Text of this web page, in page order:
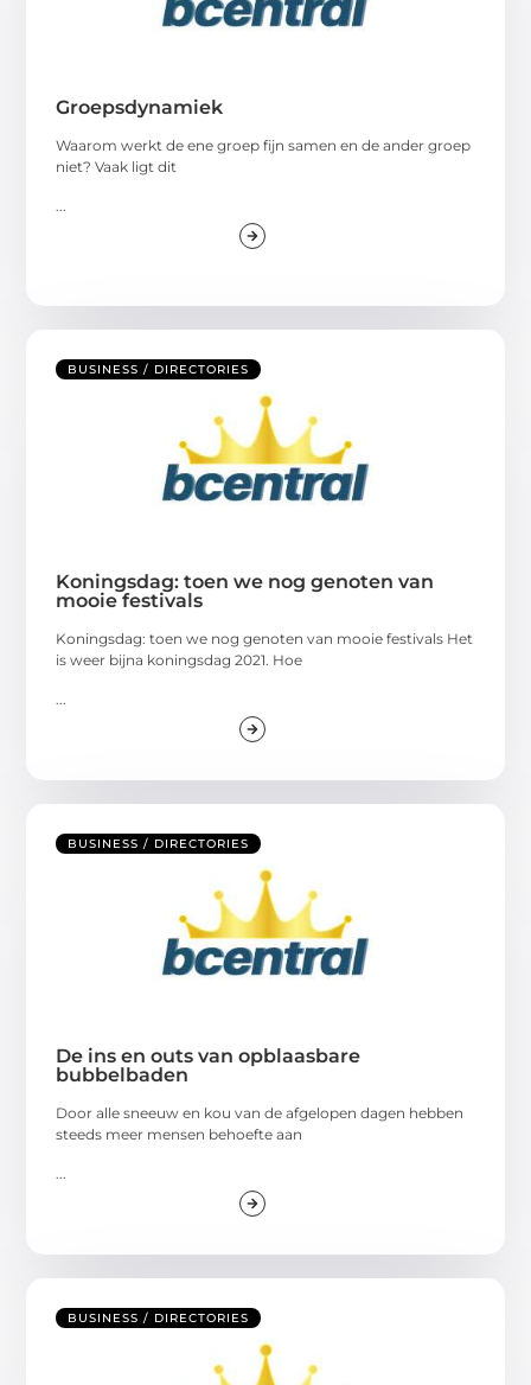
Groepsdynamiek
Waarom werkt de ene groep fijn samen en de ander groep
niet? Vaak ligt dit
BUSINESS / DIRECTORIES
Koningsdag: toen we nog genoten van
mooie festivals
Koningsdag: toen we nog genoten van mooie festivals Het
is weer bijna koningsdag 2021. Hoe
BUSINESS / DIRECTORIES
De ins en outs van opblaasbare
bubbelbaden
Door alle sneeuw en kou van de afgelopen dagen hebben
steeds meer mensen behoefte aan
BUSINESS / DIRECTORIES